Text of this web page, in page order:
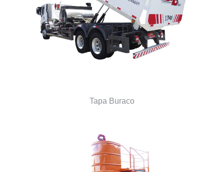
Tapa Buraco